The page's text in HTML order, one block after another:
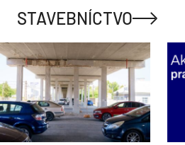
STAVEBNÍCTVO